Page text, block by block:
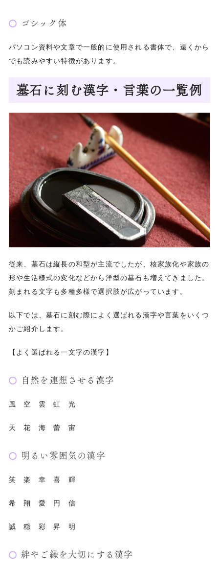
ゴシック体
パソコン資料や文章で一般的に使用される書体で、遠くから
でも読みやすい特徴があります。
墓石に刻む漢字・言葉の一覧例
従来、墓石は縦長の和型が主流でしたが、核家族化や家族の
形や生活様式の変化などから洋型の墓石も増えてきました。
刻まれる文字も多種多様で選択肢が広がっています。
以下では、墓石に刻む際によく選ばれる漢字や言葉をいくつ
かご紹介します。
【よく選ばれる一文字の漢字】
自然を連想させる漢字
風 空 雲 虹 光
天 花 海 蕾 宙
明るい雰囲気の漢字
笑 楽 幸 喜 輝
希 翔 愛 円 信
誠 穏 彩 昇 明
絆やご縁を大切にする漢字